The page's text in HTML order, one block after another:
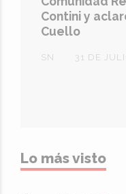
Contini y
Cuello
SN 31 DE
Lo más visto